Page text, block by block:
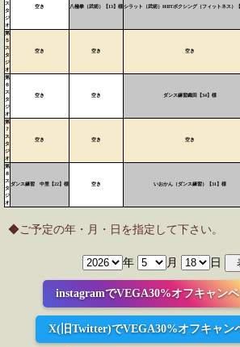
ス
タ
ジ
オ
空き 八極拳（武術）【13】様シラット（武術）HIITボクシング（フィットネス）
第
５
ス
タ
ジ
オ
空き 空き 空き
第
６
ス
タ
ジ
オ
空き 空き ダンス練習織田【34】様
第
７
ス
タ
ジ
オ
空き 空き 空き
第
８
ス
タ
ジ
オ
ダンス練習 中里【22】様 空き いおかん（ダンス練習）【31】様
◆ご予定の年・月・日を指定して下さい。
年 月 日
instagramでVEGA30%オフキャンペ
X(旧Twitter)でVEGA30%オフキャン